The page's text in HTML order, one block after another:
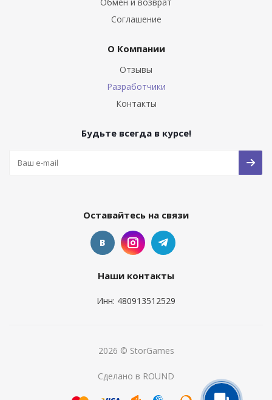
Соглашение
О Компании
Отзывы
Разработчики
Контакты
Будьте всегда в курсе!
Оставайтесь на связи
Наши контакты
Инн: 480913512529
2026 © StorGames
Сделано в ROUND